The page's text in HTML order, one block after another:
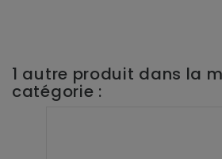
1 autre produit dans la
catégorie :